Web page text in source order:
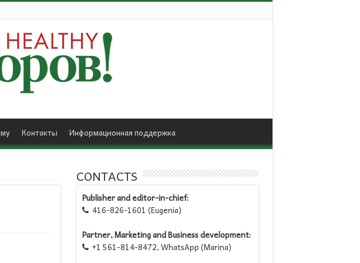
Контакты Информационная поддержка
CONTACTS
Publisher and editor-in-chief:
416-826-1601 (Eugenia)
Partner, Marketing and Business development:
+1 561-814-8472, WhatsApp (Marina)